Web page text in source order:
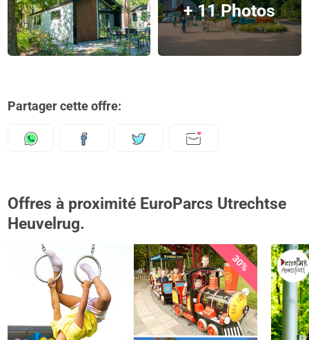
+ 11 Photos
Partager cette offre:
Offres à proximité EuroParcs Utrechtse
Heuvelrug.
30%